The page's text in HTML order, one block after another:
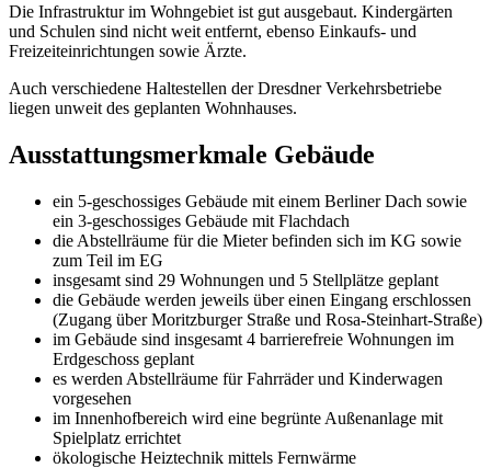
Die Infrastruktur im Wohngebiet ist gut ausgebaut. Kindergärten
und Schulen sind nicht weit entfernt, ebenso Einkaufs- und
Freizeiteinrichtungen sowie Ärzte.
Auch verschiedene Haltestellen der Dresdner Verkehrsbetriebe
liegen unweit des geplanten Wohnhauses.
Ausstattungsmerkmale Gebäude
ein 5-geschossiges Gebäude mit einem Berliner Dach sowie
ein 3-geschossiges Gebäude mit Flachdach
die Abstellräume für die Mieter befinden sich im KG sowie
zum Teil im EG
insgesamt sind 29 Wohnungen und 5 Stellplätze geplant
die Gebäude werden jeweils über einen Eingang erschlossen
(Zugang über Moritzburger Straße und Rosa-Steinhart-Straße)
im Gebäude sind insgesamt 4 barrierefreie Wohnungen im
Erdgeschoss geplant
es werden Abstellräume für Fahrräder und Kinderwagen
vorgesehen
im Innenhofbereich wird eine begrünte Außenanlage mit
Spielplatz errichtet
ökologische Heiztechnik mittels Fernwärme